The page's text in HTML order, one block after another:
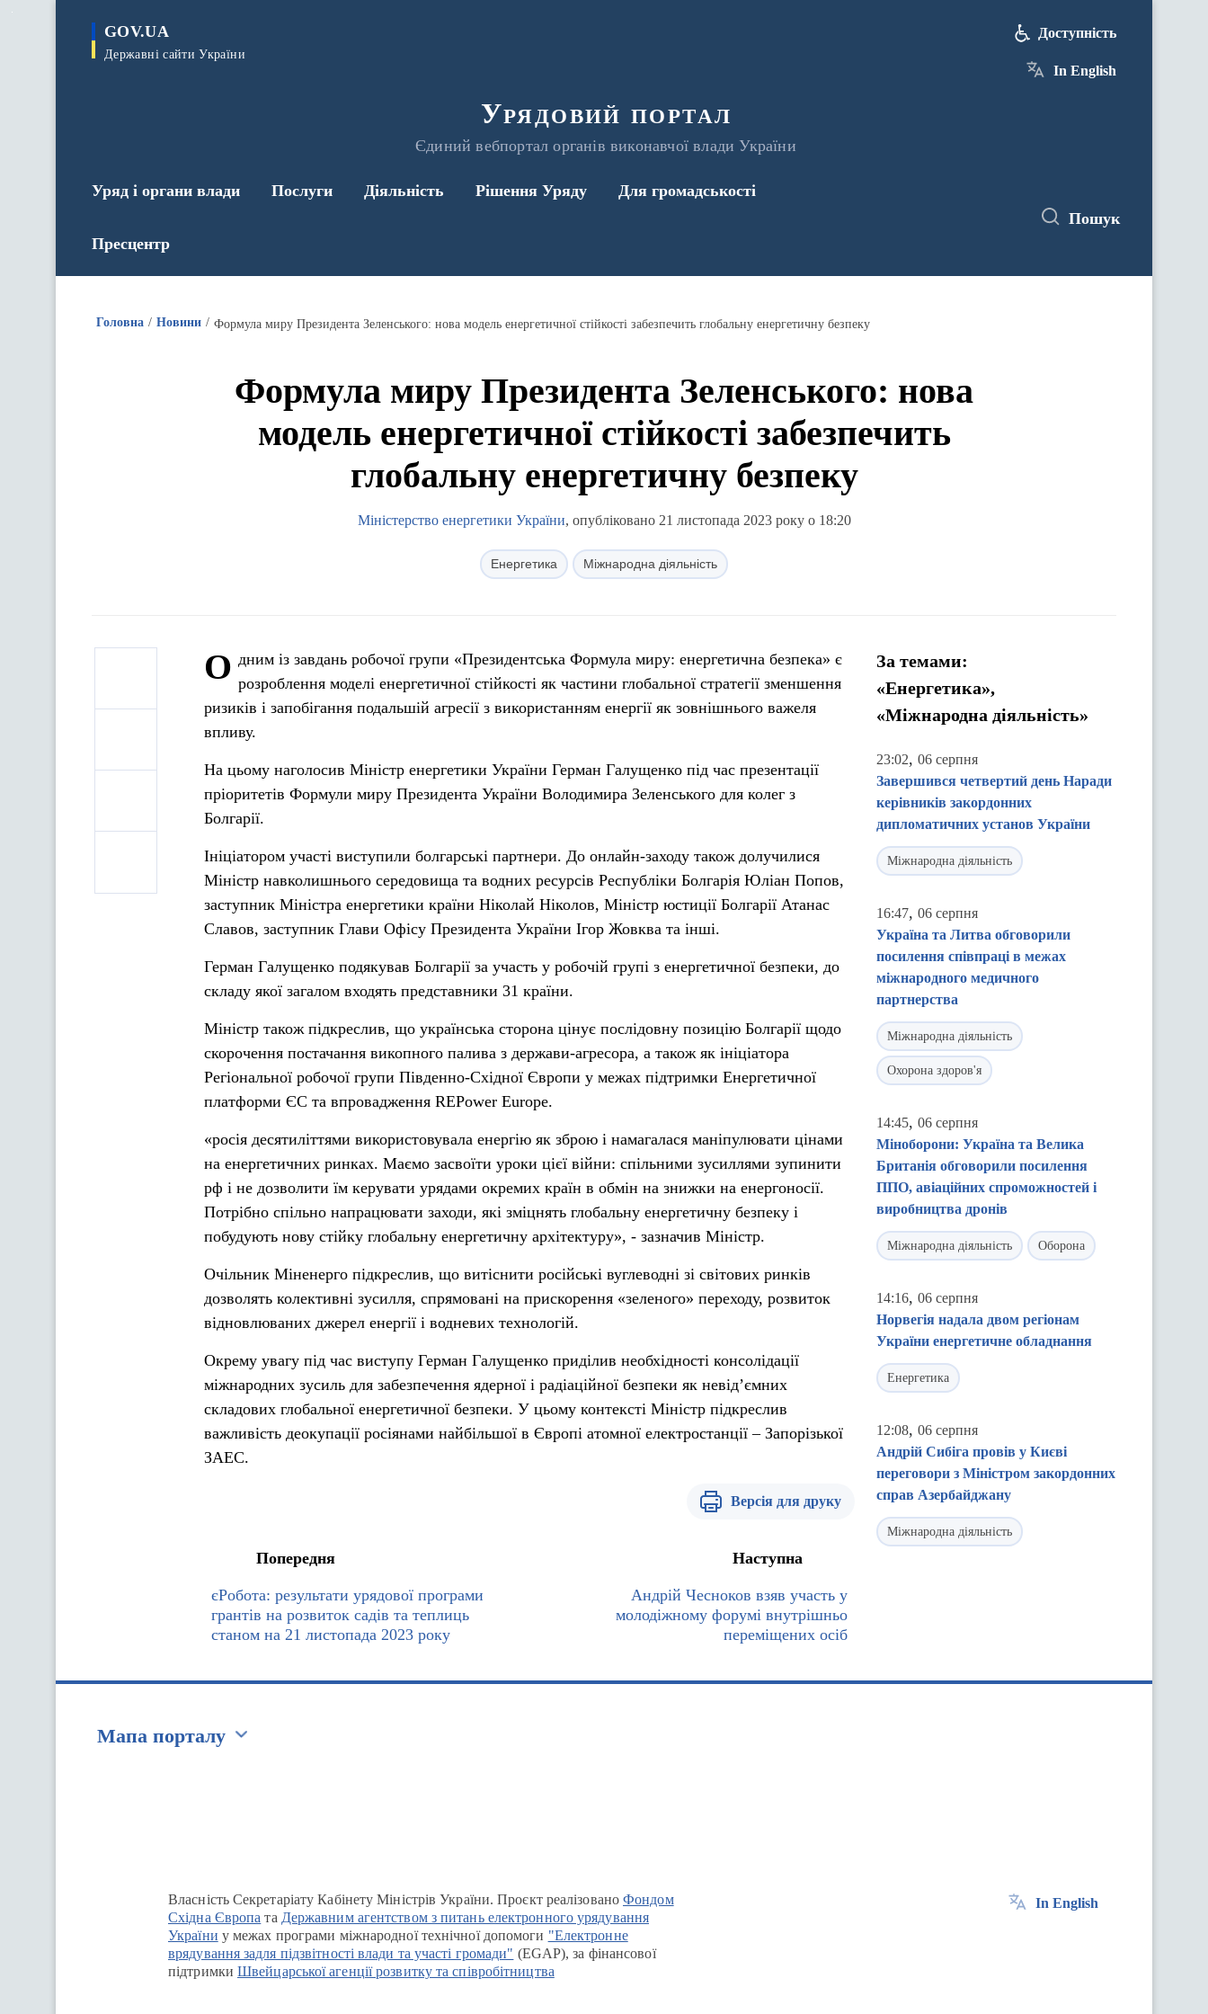
GOV.UA
Державні сайти України
Урядовий портал
Єдиний вебпортал органів виконавчої влади України
Доступність
In English
Уряд і органи влади Послуги Діяльність Рішення Уряду Для громадськості
Пресцентр
Пошук
Головна Новини Формула миру Президента Зеленського: нова модель енергетичної стійкості забезпечить глобальну енергетичну безпеку
Формула миру Президента Зеленського: нова
модель енергетичної стійкості забезпечить
глобальну енергетичну безпеку
Міністерство енергетики України, опубліковано 21 листопада 2023 року о 18:20
Енергетика Міжнародна діяльність
О дним із завдань робочої групи «Президентська Формула миру: енергетична безпека» є
розроблення моделі енергетичної стійкості як частини глобальної стратегії зменшення
ризиків і запобігання подальшій агресії з використанням енергії як зовнішнього важеля
впливу.
На цьому наголосив Міністр енергетики України Герман Галущенко під час презентації
пріоритетів Формули миру Президента України Володимира Зеленського для колег з
Болгарії.
Ініціатором участі виступили болгарські партнери. До онлайн-заходу також долучилися
Міністр навколишнього середовища та водних ресурсів Республіки Болгарія Юліан Попов,
заступник Міністра енергетики країни Ніколай Ніколов, Міністр юстиції Болгарії Атанас
Славов, заступник Глави Офісу Президента України Ігор Жовква та інші.
Герман Галущенко подякував Болгарії за участь у робочій групі з енергетичної безпеки, до
складу якої загалом входять представники 31 країни.
Міністр також підкреслив, що українська сторона цінує послідовну позицію Болгарії щодо
скорочення постачання викопного палива з держави-агресора, а також як ініціатора
Регіональної робочої групи Південно-Східної Європи у межах підтримки Енергетичної
платформи ЄС та впровадження REPower Europe.
«росія десятиліттями використовувала енергію як зброю і намагалася маніпулювати цінами
на енергетичних ринках. Маємо засвоїти уроки цієї війни: спільними зусиллями зупинити
рф і не дозволити їм керувати урядами окремих країн в обмін на знижки на енергоносії.
Потрібно спільно напрацювати заходи, які зміцнять глобальну енергетичну безпеку і
побудують нову стійку глобальну енергетичну архітектуру», - зазначив Міністр.
Очільник Міненерго підкреслив, що витіснити російські вуглеводні зі світових ринків
дозволять колективні зусилля, спрямовані на прискорення «зеленого» переходу, розвиток
відновлюваних джерел енергії і водневих технологій.
Окрему увагу під час виступу Герман Галущенко приділив необхідності консолідації
міжнародних зусиль для забезпечення ядерної і радіаційної безпеки як невід’ємних
складових глобальної енергетичної безпеки. У цьому контексті Міністр підкреслив
важливість деокупації росіянами найбільшої в Європі атомної електростанції – Запорізької
ЗАЕС.
Версія для друку
Попередня
єРобота: результати урядової програми
грантів на розвиток садів та теплиць
станом на 21 листопада 2023 року
Наступна
Андрій Чесноков взяв участь у
молодіжному форумі внутрішньо
переміщених осіб
За темами:
«Енергетика»,
«Міжнародна діяльність»
23:02, 06 серпня
Завершився четвертий день Наради
керівників закордонних
дипломатичних установ України
Міжнародна діяльність
16:47, 06 серпня
Україна та Литва обговорили
посилення співпраці в межах
міжнародного медичного
партнерства
Міжнародна діяльність
Охорона здоров'я
14:45, 06 серпня
Міноборони: Україна та Велика
Британія обговорили посилення
ППО, авіаційних спроможностей і
виробництва дронів
Міжнародна діяльність Оборона
14:16, 06 серпня
Норвегія надала двом регіонам
України енергетичне обладнання
Енергетика
12:08, 06 серпня
Андрій Сибіга провів у Києві
переговори з Міністром закордонних
справ Азербайджану
Міжнародна діяльність
Мапа порталу
Власність Секретаріату Кабінету Міністрів України. Проєкт реалізованоФондом
Східна Європа та Державним агентством з питань електронного урядування
України у межах програми міжнародної технічної допомоги "Електронне
врядування задля підзвітності влади та участі громади" (EGAP), за фінансової
підтримки Швейцарської агенції розвитку та співробітництва
In English